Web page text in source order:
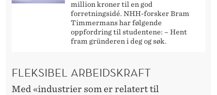
million kroner til en god
forretningsidé. NHH-forsker Bram
Timmermans har følgende
oppfordring til studentene: – Hent
fram gründeren i deg og søk.
FLEKSIBEL ARBEIDSKRAFT
Med «industrier som er relatert til